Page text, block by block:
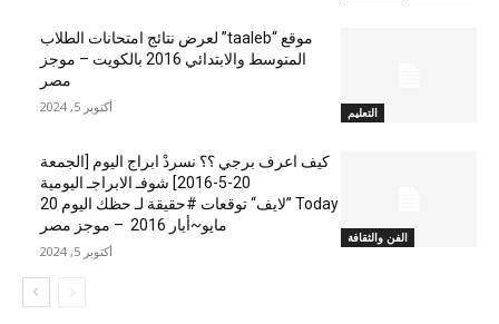
التعليم
موقع “taaleb” لعرض نتائج امتحانات الطلاب
المتوسط والابتدائي 2016 بالكويت – موجز
مصر
أكتوبر 5, 2024
الفن والثقافة
كيف اعرف برجي ؟؟ نسردْ ابراج اليوم [الجمعة
20-5-2016] شوفـ الابراجـ اليومية
Today ”لايف“ توقعات #حقيقة لـ حظك اليوم 20
مايو~أيار 2016 – موجز مصر
أكتوبر 5, 2024